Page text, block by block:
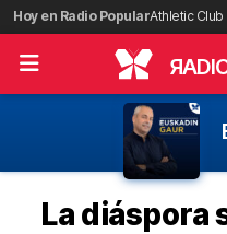
Saltar
al
contenido
Hoy en Radio PopularAthletic Club
R
La diáspora